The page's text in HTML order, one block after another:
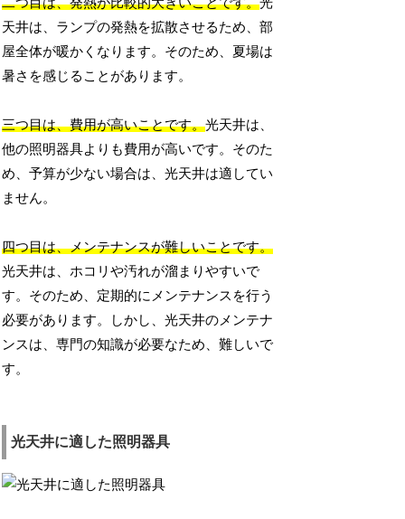
二つ目は、発熱が比較的大きいことです。光
天井は、ランプの発熱を拡散させるため、部
屋全体が暖かくなります。そのため、夏場は
暑さを感じることがあります。
三つ目は、費用が高いことです。光天井は、
他の照明器具よりも費用が高いです。そのた
め、予算が少ない場合は、光天井は適してい
ません。
四つ目は、メンテナンスが難しいことです。
光天井は、ホコリや汚れが溜まりやすいで
す。そのため、定期的にメンテナンスを行う
必要があります。しかし、光天井のメンテナ
ンスは、専門の知識が必要なため、難しいで
す。
光天井に適した照明器具